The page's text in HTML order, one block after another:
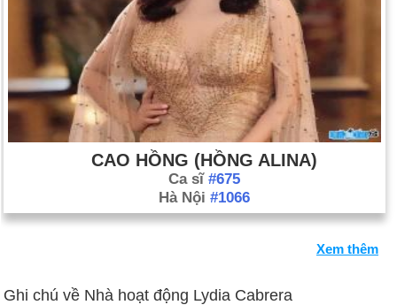
CAO HỒNG (HỒNG ALINA)
Ca sĩ #675
Hà Nội #1066
Xem thêm
Ghi chú về Nhà hoạt động Lydia Cabrera